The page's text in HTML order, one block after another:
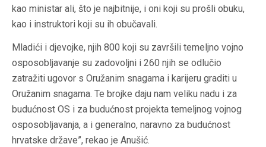
kao ministar ali, što je najbitnije, i oni koji su prošli obuku,
kao i instruktori koji su ih obučavali.
Mladići i djevojke, njih 800 koji su završili temeljno vojno
osposobljavanje su zadovoljni i 260 njih se odlučio
zatražiti ugovor s Oružanim snagama i karijeru graditi u
Oružanim snagama. Te brojke daju nam veliku nadu i za
budućnost OS i za budućnost projekta temeljnog vojnog
osposobljavanja, a i generalno, naravno za budućnost
hrvatske države”, rekao je Anušić.